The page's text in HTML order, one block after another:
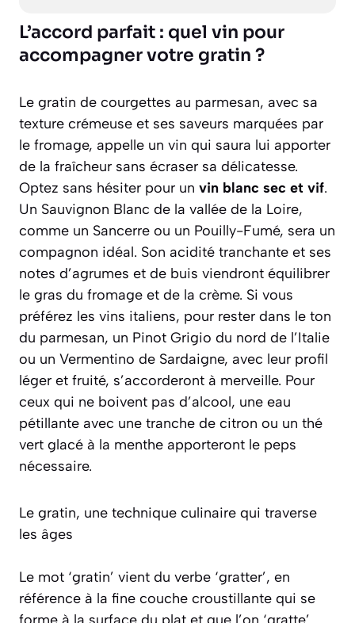
L’accord parfait : quel vin pour
accompagner votre gratin ?
Le gratin de courgettes au parmesan, avec sa
texture crémeuse et ses saveurs marquées par
le fromage, appelle un vin qui saura lui apporter
de la fraîcheur sans écraser sa délicatesse.
Optez sans hésiter pour un vin blanc sec et vif.
Un Sauvignon Blanc de la vallée de la Loire,
comme un Sancerre ou un Pouilly-Fumé, sera un
compagnon idéal. Son acidité tranchante et ses
notes d’agrumes et de buis viendront équilibrer
le gras du fromage et de la crème. Si vous
préférez les vins italiens, pour rester dans le ton
du parmesan, un Pinot Grigio du nord de l’Italie
ou un Vermentino de Sardaigne, avec leur profil
léger et fruité, s’accorderont à merveille. Pour
ceux qui ne boivent pas d’alcool, une eau
pétillante avec une tranche de citron ou un thé
vert glacé à la menthe apporteront le peps
nécessaire.
Le gratin, une technique culinaire qui traverse
les âges
Le mot ‘gratin’ vient du verbe ‘gratter’, en
référence à la fine couche croustillante qui se